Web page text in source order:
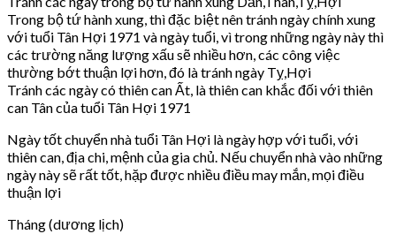
Trong bộ tứ hành xung, thì đặc biệt nên tránh ngày chính xung
với tuổi Tân Hợi 1971 và ngày tuổi, vì trong những ngày này thì
các trường năng lượng xấu sẽ nhiều hơn, các công việc
thường bớt thuận lợi hơn, đó là tránh ngày Tỵ,Hợi
Tránh các ngày có thiên can Ất, là thiên can khắc đối với thiên
can Tân của tuổi Tân Hợi 1971
Ngày tốt chuyển nhà tuổi Tân Hợi là ngày hợp với tuổi, với
thiên can, địa chi, mệnh của gia chủ. Nếu chuyển nhà vào những
ngày này sẽ rất tốt, hặp được nhiều điều may mắn, mọi điều
thuận lợi
Tháng (dương lịch)